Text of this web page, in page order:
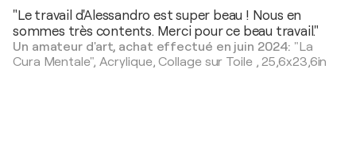
"Le travail d'Alessandro est super beau ! Nous en
sommes très contents. Merci pour ce beau travail."
Un amateur d'art, achat effectué en juin 2024: "La
Cura Mentale", Acrylique, Collage sur Toile,25,6x23,6in